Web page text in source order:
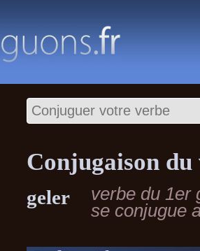
Conjugaison
geler
verbe du 1er
se conjugue